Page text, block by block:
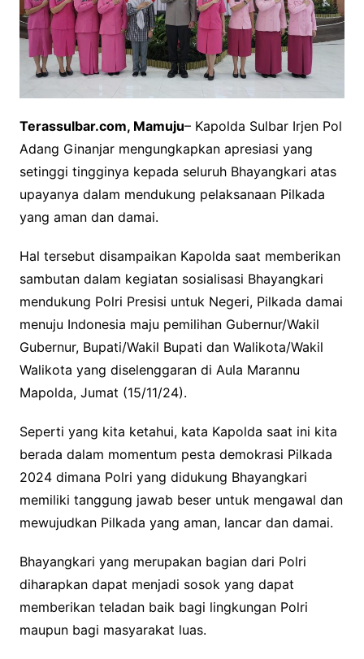
Terassulbar.com, Mamuju– Kapolda Sulbar Irjen Pol
Adang Ginanjar mengungkapkan apresiasi yang
setinggi tingginya kepada seluruh Bhayangkari atas
upayanya dalam mendukung pelaksanaan Pilkada
yang aman dan damai.
Hal tersebut disampaikan Kapolda saat memberikan
sambutan dalam kegiatan sosialisasi Bhayangkari
mendukung Polri Presisi untuk Negeri, Pilkada damai
menuju Indonesia maju pemilihan Gubernur/Wakil
Gubernur, Bupati/Wakil Bupati dan Walikota/Wakil
Walikota yang diselenggaran di Aula Marannu
Mapolda, Jumat (15/11/24).
Seperti yang kita ketahui, kata Kapolda saat ini kita
berada dalam momentum pesta demokrasi Pilkada
2024 dimana Polri yang didukung Bhayangkari
memiliki tanggung jawab beser untuk mengawal dan
mewujudkan Pilkada yang aman, lancar dan damai.
Bhayangkari yang merupakan bagian dari Polri
diharapkan dapat menjadi sosok yang dapat
memberikan teladan baik bagi lingkungan Polri
maupun bagi masyarakat luas.